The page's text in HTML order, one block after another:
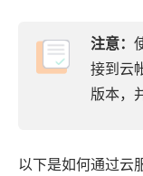
注意：
接到云
版本，
以下是如何通过云